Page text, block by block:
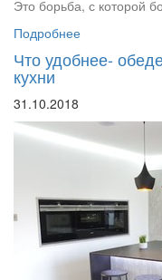
Это борьба, с которой
Подробнее
Что удобнее-
кухни
31.10.2018